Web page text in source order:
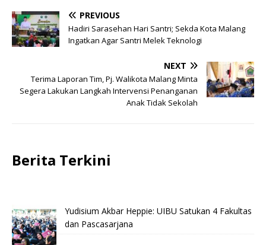
PREVIOUS
Hadiri Sarasehan Hari Santri; Sekda Kota Malang
Ingatkan Agar Santri Melek Teknologi
NEXT
Terima Laporan Tim, Pj. Walikota Malang Minta
Segera Lakukan Langkah Intervensi Penanganan
Anak Tidak Sekolah
Berita Terkini
Yudisium Akbar Heppie: UIBU Satukan 4 Fakultas
dan Pascasarjana